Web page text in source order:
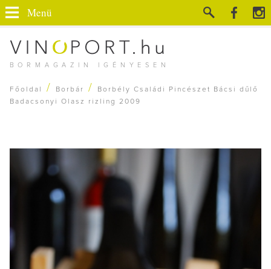
BORMAGAZIN IGÉNYESEN
Menü
Főoldal / Borbár /
Borbély Családi Pincészet Bácsi dűlő
Badacsonyi Olasz rizling 2009